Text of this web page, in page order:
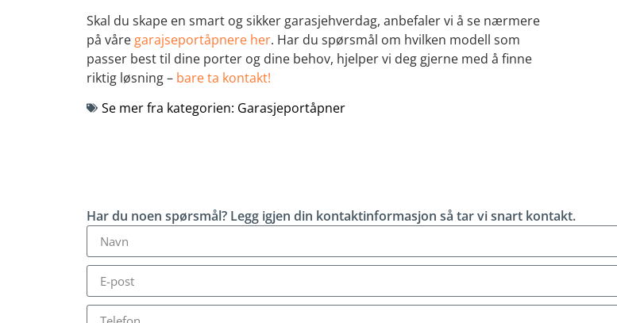
Skal du skape en smart og sikker garasjehverdag, anbefaler vi å se nærmere
på våre garajseportåpnere her. Har du spørsmål om hvilken modell som
passer best til dine porter og dine behov, hjelper vi deg gjerne med å finne
riktig løsning – bare ta kontakt!
Se mer fra kategorien: Garasjeportåpner
Har du noen spørsmål? Legg igjen din kontaktinformasjon så tar vi snart kontakt.